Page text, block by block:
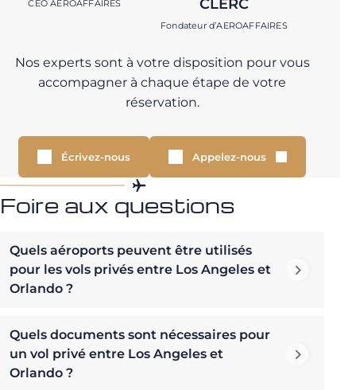
CEO AEROAFFAIRES
CLERC
Fondateur d’AEROAFFAIRES
Nos experts sont à votre disposition pour vous
accompagner à chaque étape de votre
réservation.
Écrivez-nous Appelez-nous
Foire aux questions
Quels aéroports peuvent être utilisés
pour les vols privés entre Los Angeles et
Orlando ?
Quels documents sont nécessaires pour
un vol privé entre Los Angeles et
Orlando ?